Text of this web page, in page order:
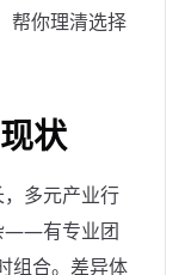
帮你理清选择
状
多元产业行
——有专业团
组合。差异体